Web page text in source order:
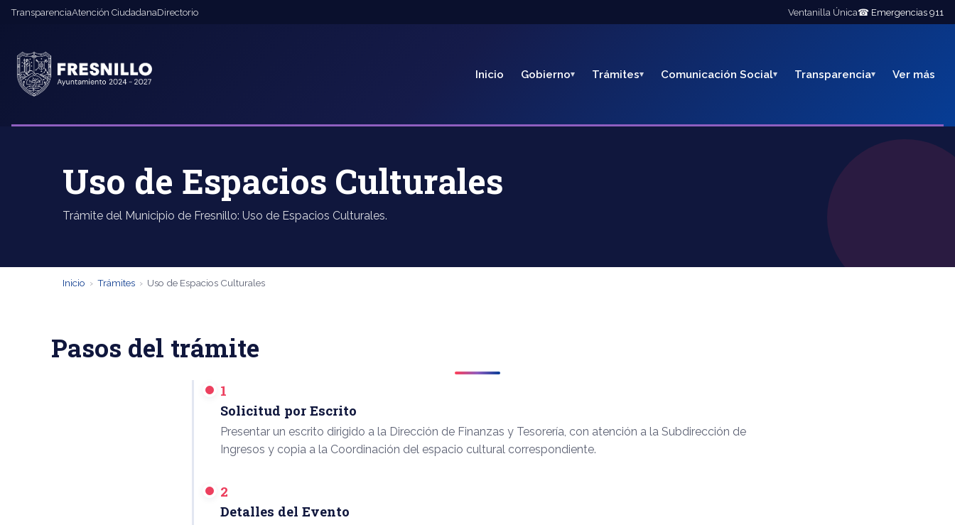
TransparenciaAtención CiudadanaDirectorio Ventanilla Única☎ Emergencias 911
Inicio Gobierno Trámites Comunicación Social Transparencia Ver más
Uso de Espacios Culturales
Trámite del Municipio de Fresnillo: Uso de Espacios Culturales.
Inicio › Trámites › Uso de Espacios Culturales
Pasos del trámite
1
Solicitud por Escrito
Presentar un escrito dirigido a la Dirección de Finanzas y Tesorería, con atención a la Subdirección de
Ingresos y copia a la Coordinación del espacio cultural correspondiente.
2
Detalles del Evento